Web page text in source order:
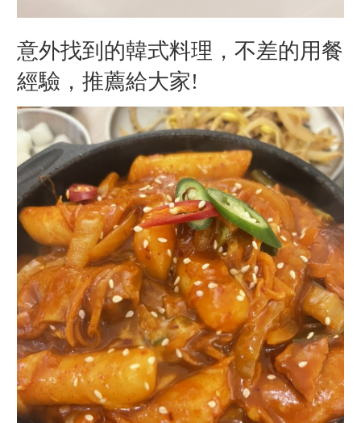
意外找到的韓式料理，不差的用餐
經驗，推薦給大家!